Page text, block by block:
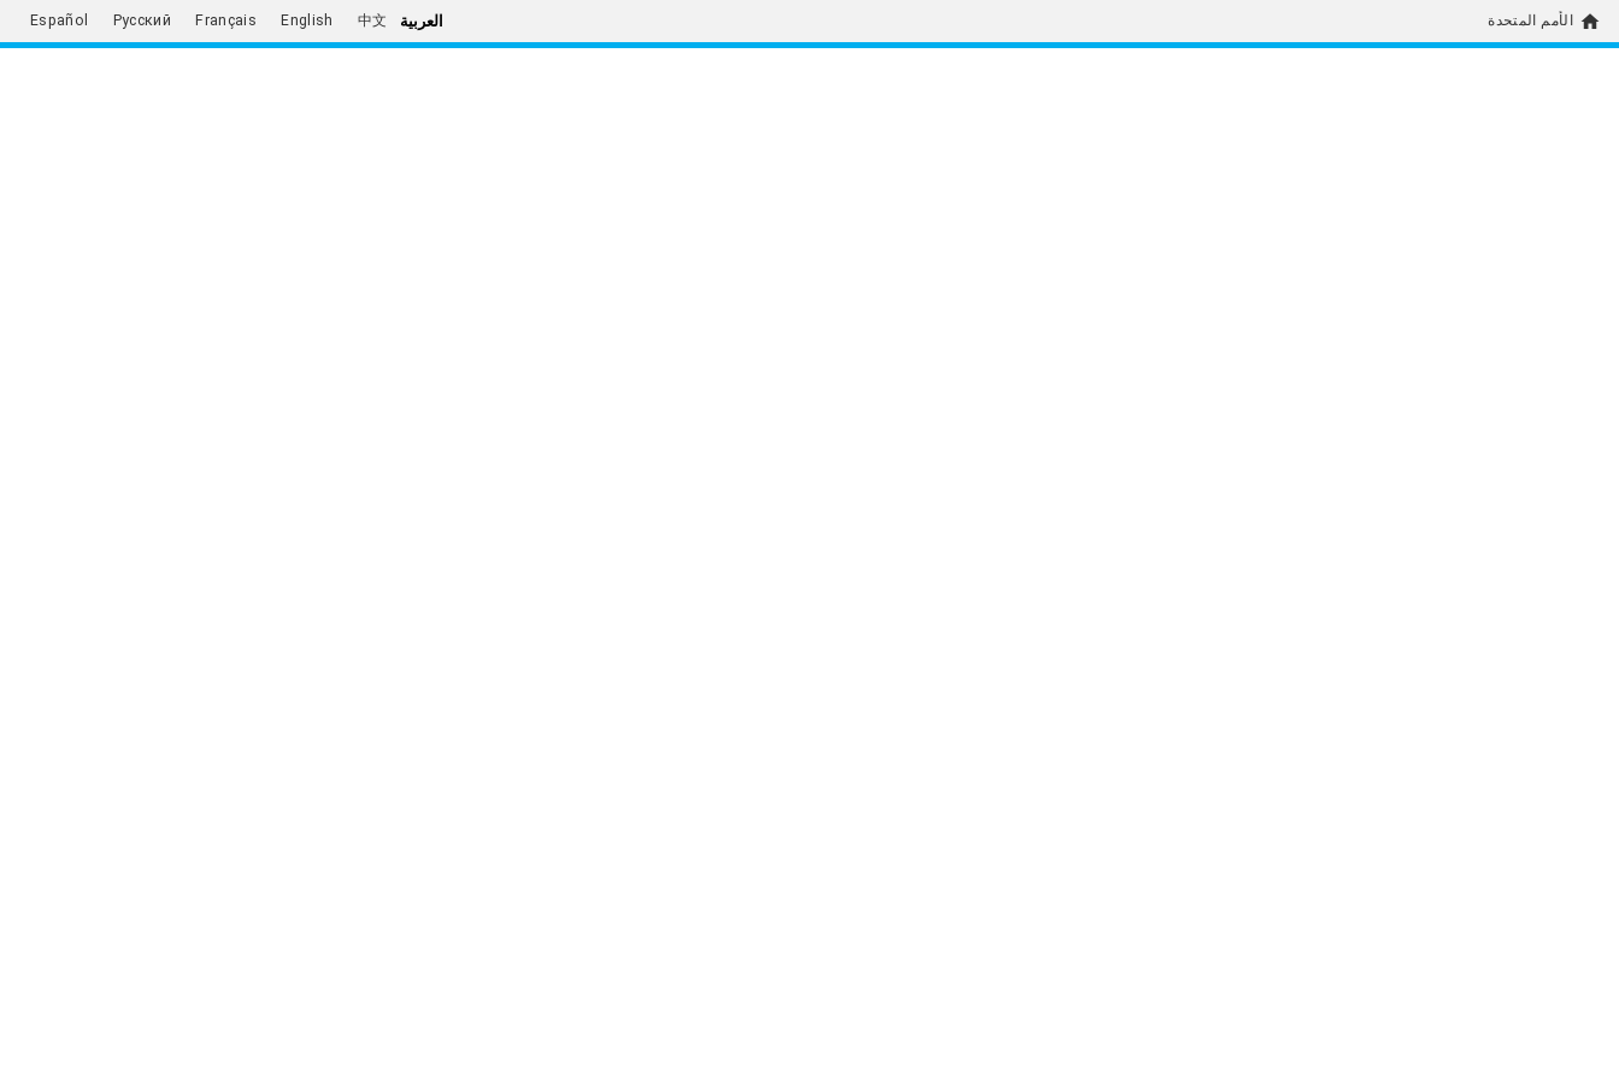
home الأمم المتحدة العربية 中文
English
Français
Русский
Español